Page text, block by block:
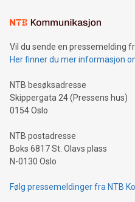
Vil du sende en pressemelding
Her finner du mer informasjon
NTB besøksadresse
Skippergata 24 (Pressens hus)
0154 Oslo
NTB postadresse
Boks 6817 St. Olavs plass
N-0130 Oslo
Følg pressemeldinger fra NTB